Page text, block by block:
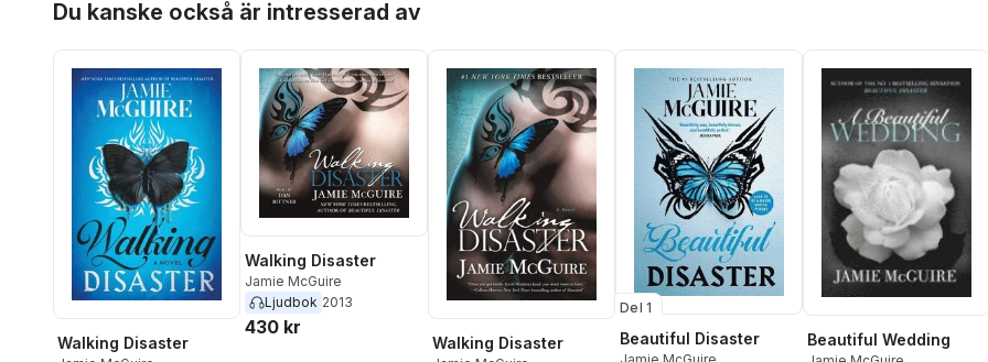
Du kanske också är intresserad av
Walking Disaster
Walking Disaster
Jamie McGuire
Ljudbok 2013
430 kr
Walking Disaster
Del 1
Beautiful Disaster Beautiful Wedding